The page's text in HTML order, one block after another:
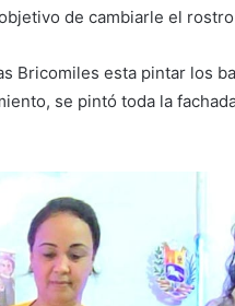
de cambiarle el
Bricomiles esta pintar los
se pintó toda la